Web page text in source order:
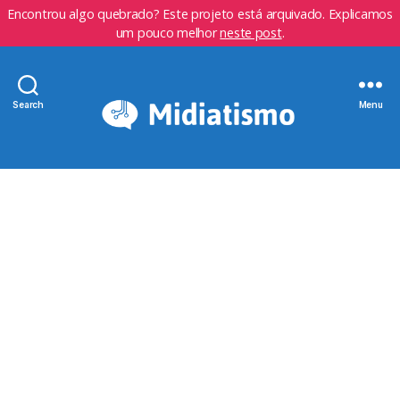
Encontrou algo quebrado? Este projeto está arquivado. Explicamos
um pouco melhorneste post.
Search Menu